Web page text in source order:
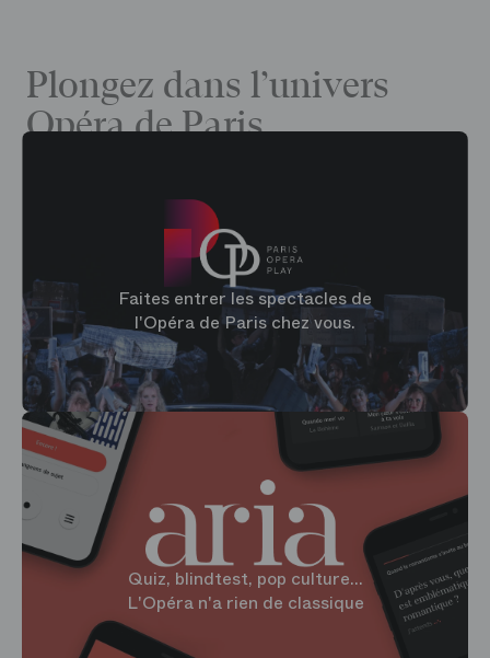
Plongez dans l’univers
Opéra de Paris
Faites entrer les spectacles de
l'Opéra de Paris chez vous.
Quiz, blindtest, pop culture...
L'Opéra n'a rien de classique